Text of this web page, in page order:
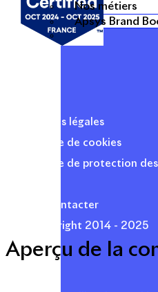
Nos métiers
Apsys Brand
Mentions légales
Politique de cookies
Politique de protection
Nous contacter
© Copyright 2014 - 2025
Aperçu de la